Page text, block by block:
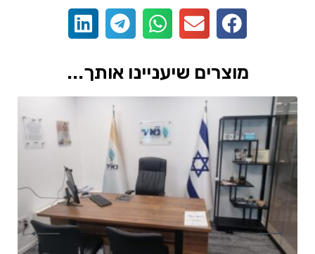
מוצרים שיעניינו אותך...